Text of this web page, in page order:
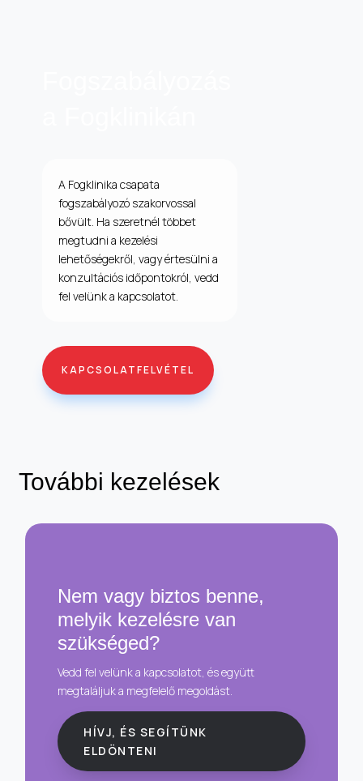
A Fogklinika csapata
fogszabályozó szakorvossal
bővült. Ha szeretnél többet
megtudni a kezelési
lehetőségekről, vagy értesülni a
konzultációs időpontokról, vedd
fel velünk a kapcsolatot.
KAPCSOLATFELVÉTEL
További kezelések
Nem vagy biztos benne,
melyik kezelésre van
szükséged?
Vedd fel velünk a kapcsolatot, és együtt
megtaláljuk a megfelelő megoldást.
HÍVJ, ÉS SEGÍTÜNK
ELDÖNTENI